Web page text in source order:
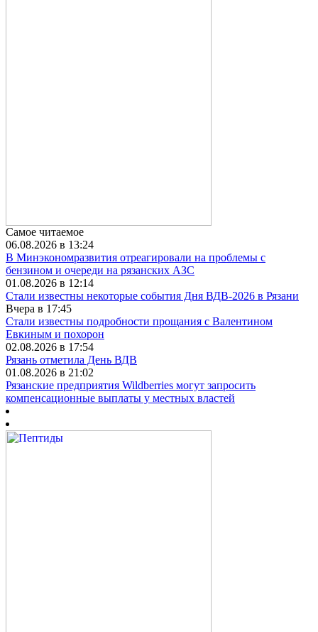
Самое читаемое
06.08.2026 в 13:24
В Минэкономразвития отреагировали на проблемы с
бензином и очереди на рязанских АЗС
01.08.2026 в 12:14
Стали известны некоторые события Дня ВДВ-2026 в Рязани
Вчера в 17:45
Стали известны подробности прощания с Валентином
Евкиным и похорон
02.08.2026 в 17:54
Рязань отметила День ВДВ
01.08.2026 в 21:02
Рязанские предприятия Wildberries могут запросить
компенсационные выплаты у местных властей